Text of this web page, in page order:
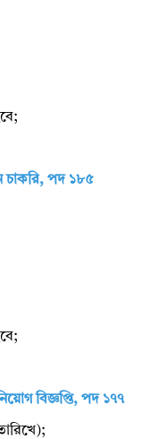
চাকরি, পদ ১৮৫
বিজ্ঞপ্তি, পদ ১৭৭